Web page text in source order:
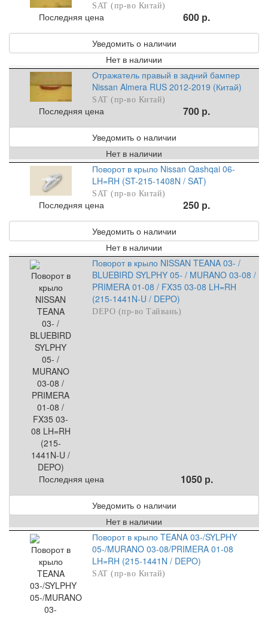
SAT (пр-во Китай)
Последняя цена 600 р.
Уведомить о наличии
Нет в наличии
Отражатель правый в задний бампер
Nissan Almera RUS 2012-2019 (Китай)
SAT (пр-во Китай)
Последняя цена 700 р.
Уведомить о наличии
Нет в наличии
Поворот в крыло Nissan Qashqai 06-
LH=RH (ST-215-1408N / SAT)
SAT (пр-во Китай)
Последняя цена 250 р.
Уведомить о наличии
Нет в наличии
Поворот в крыло NISSAN TEANA 03- /
BLUEBIRD SYLPHY 05- / MURANO 03-08 /
PRIMERA 01-08 / FX35 03-08 LH=RH
(215-1441N-U / DEPO)
DEPO (пр-во Тайвань)
Последняя цена 1050 р.
Уведомить о наличии
Нет в наличии
Поворот в крыло TEANA 03-/SYLPHY
05-/MURANO 03-08/PRIMERA 01-08
LH=RH (215-1441N / DEPO)
SAT (пр-во Китай)